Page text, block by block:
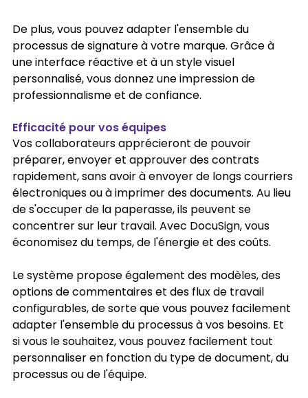
De plus, vous pouvez adapter l'ensemble du
processus de signature à votre marque. Grâce à
une interface réactive et à un style visuel
personnalisé, vous donnez une impression de
professionnalisme et de confiance.
Efficacité pour vos équipes
Vos collaborateurs apprécieront de pouvoir
préparer, envoyer et approuver des contrats
rapidement, sans avoir à envoyer de longs courriers
électroniques ou à imprimer des documents. Au lieu
de s'occuper de la paperasse, ils peuvent se
concentrer sur leur travail. Avec DocuSign, vous
économisez du temps, de l'énergie et des coûts.
Le système propose également des modèles, des
options de commentaires et des flux de travail
configurables, de sorte que vous pouvez facilement
adapter l'ensemble du processus à vos besoins. Et
si vous le souhaitez, vous pouvez facilement tout
personnaliser en fonction du type de document, du
processus ou de l'équipe.